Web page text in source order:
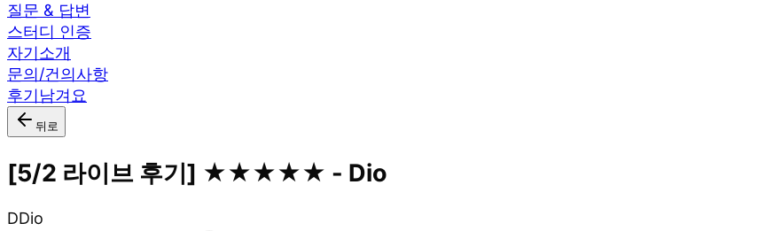
질문 & 답변
스터디 인증
자기소개
문의/건의사항
후기남겨요
뒤로
[5/2 라이브 후기] ★★★★★ - Dio
DDio